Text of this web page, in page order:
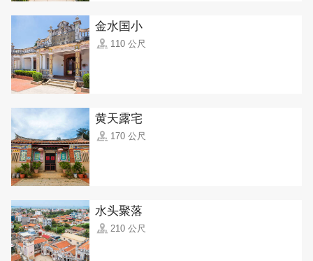
金水国小
110 公尺
黄天露宅
170 公尺
水头聚落
210 公尺